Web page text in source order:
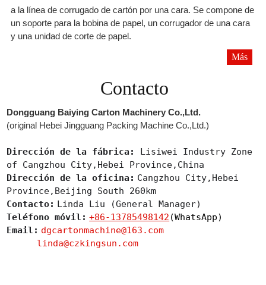
a la línea de corrugado de cartón por una cara. Se compone de
un soporte para la bobina de papel, un corrugador de una cara
y una unidad de corte de papel.
Más
Contacto
Dongguang Baiying Carton Machinery Co.,Ltd.
(original Hebei Jingguang Packing Machine Co.,Ltd.)
Dirección de la fábrica:
Lisiwei Industry Zone
of Cangzhou City,Hebei Province,China
Dirección de la oficina: Cangzhou City,Hebei
Province,Beijing South 260km
Contacto: Linda Liu (General Manager)
Teléfono móvil: +86-13785498142 (WhatsApp)
Email: dgcartonmachine@163.com
linda@czkingsun.com